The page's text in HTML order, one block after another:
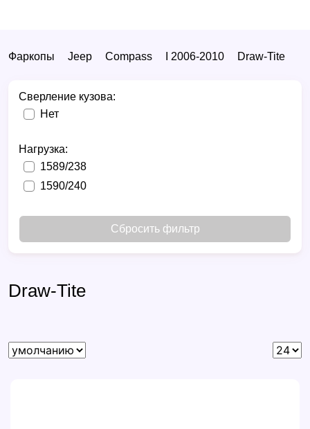
Фаркопы Jeep Compass I 2006-2010 Draw-Tite
Сверление кузова:
Нет
Нагрузка:
1589/238
1590/240
Сбросить фильтр
Draw-Tite